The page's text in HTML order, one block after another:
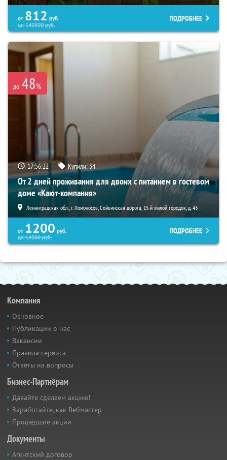
от 812 руб.
до140800руб.
ПОДРОБНЕЕ
до 48%
17:56:21 Купили:34
От 2 дней проживания для двоих с питанием в гостевом
доме «Кают-компания»
Ленинградская обл., г. Ломоносов, Сойкинская дорога, 15-й жилой городок, д. 43
от 1200 руб.
до14900руб.
ПОДРОБНЕЕ
Компания
Основное
Публикации о нас
Вакансии
Правила сервиса
Ответы на вопросы
Бизнес-Партнёрам
Давайте сделаем акцию!
Заработайте, как Вебмастер
Прошедшие акции
Документы
Агентский договор